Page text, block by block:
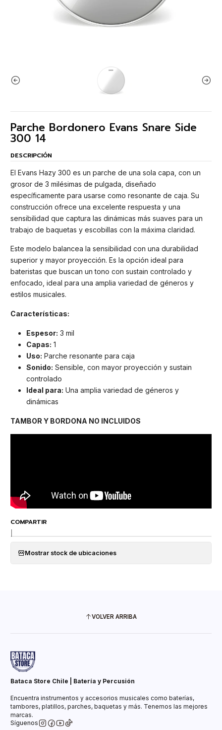
Parche Bordonero Evans Snare Side
300 14
DESCRIPCIÓN
El Evans Hazy 300 es un parche de una sola capa, con un
grosor de 3 milésimas de pulgada, diseñado
específicamente para usarse como resonante de caja. Su
construcción ofrece una excelente respuesta y una
sensibilidad que captura las dinámicas más suaves para un
trabajo de baquetas y escobillas con la máxima claridad.
Este modelo balancea la sensibilidad con una durabilidad
superior y mayor proyección. Es la opción ideal para
bateristas que buscan un tono con sustain controlado y
enfocado, ideal para una amplia variedad de géneros y
estilos musicales.
Características:
Espesor: 3 mil
Capas: 1
Uso: Parche resonante para caja
Sonido: Sensible, con mayor proyección y sustain
controlado
Ideal para: Una amplia variedad de géneros y
dinámicas
TAMBOR Y BORDONA NO INCLUIDOS
COMPARTIR
Mostrar stock de ubicaciones
VOLVER ARRIBA
Bataca Store Chile | Batería y Percusión
Encuentra instrumentos y accesorios musicales como baterías,
tambores, platillos, parches, baquetas y más. Tenemos las mejores
marcas.
Síguenos